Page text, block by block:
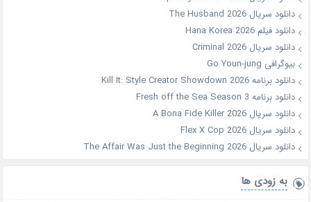
دانلود سریال The Husband 2026
دانلود فیلم Hana Korea 2026
دانلود سریال Criminal 2026
بیوگرافی Go Youn-jung
دانلود برنامه Kill It: Style Creator Showdown 2026
دانلود برنامه Fresh off the Sea Season 3
دانلود سریال A Bona Fide Killer 2026
دانلود سریال Flex X Cop 2026
دانلود سریال The Affair Was Just the Beginning 2026
به زودی ها